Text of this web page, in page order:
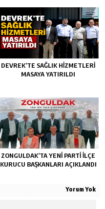
DEVREK’TE SAĞLIK HIZMETLERI
MASAYA YATIRILDI
ZONGULDAK’TA YENI PARTI İLÇE
KURUCU BAŞKANLARI AÇIKLANDI
Yorum Yok